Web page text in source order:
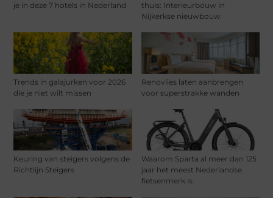
je in deze 7 hotels in Nederland
thuis: Interieurbouw in
Nijkerkse nieuwbouw
Trends in galajurken voor 2026
die je niet wilt missen
Renovlies laten aanbrengen
voor superstrakke wanden
Keuring van steigers volgens de
Richtlijn Steigers
Waarom Sparta al meer dan 125
jaar het meest Nederlandse
fietsenmerk is